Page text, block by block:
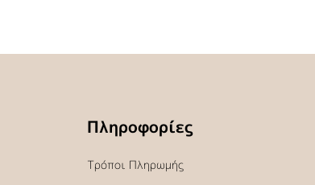
Πληροφορίες
Τρόποι Πληρωμής